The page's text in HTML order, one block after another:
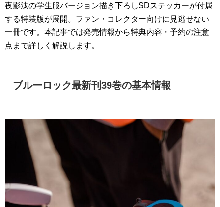
夜影汰の学生服バージョン描き下ろしSDステッカーが付属
する特装版が展開。ファン・コレクター向けに見逃せない
一冊です。本記事では発売情報から特典内容・予約の注意
点まで詳しく解説します。
ブルーロック最新刊39巻の基本情報